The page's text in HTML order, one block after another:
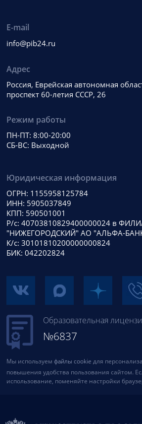
E-mail
info@pib24.ru
Адрес
Россия, Еврейская автономная
проспект 60-летия СССР, 26
Режим работы
ПН-ПТ: 8:00-20:00
СБ-ВС: Выходной
Юридическая информация
ОГРН: 1155958125784
ИНН: 5905037849
КПП: 590501001
Р/с: 40703810829400000024 в
"НИЖЕГОРОДСКИЙ" АО "АЛЬФА-
К/с: 30101810200000000824
БИК: 042202824
Образовательная
№6837
Мы используем файлы cookie для
повышения удобства пользования сайтом.
использование, поменяйте настройки